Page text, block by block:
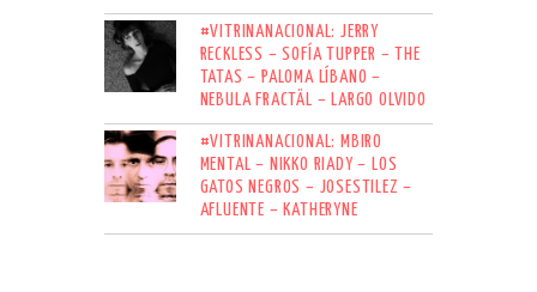
#VITRINANACIONAL: JERRY
RECKLESS – SOFÍA TUPPER – THE
TATAS – PALOMA LÍBANO –
NEBULA FRACTÄL – LARGO OLVIDO
#VITRINANACIONAL: MBIRO
MENTAL – NIKKO RIADY – LOS
GATOS NEGROS – JOSESTILEZ –
AFLUENTE – KATHERYNE